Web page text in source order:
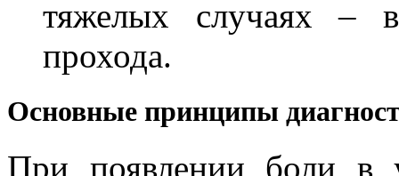
тяжелых случаях –
прохода.
Основные принципы
При появлении боли в